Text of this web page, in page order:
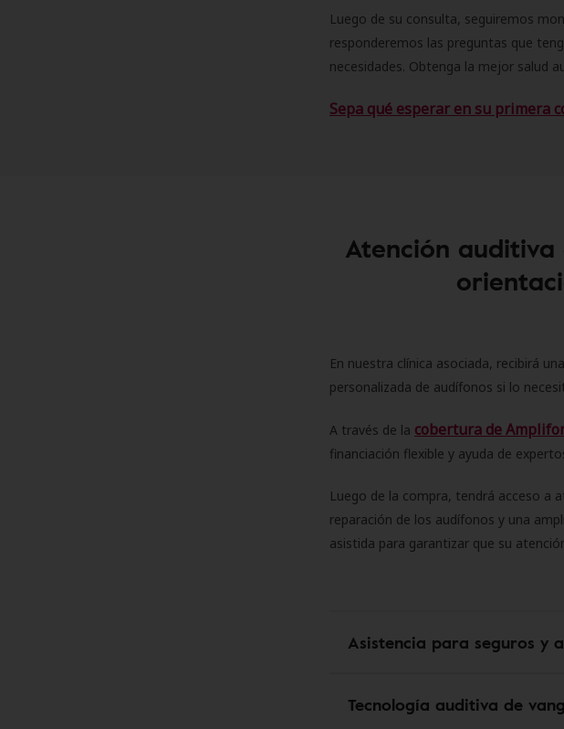
Luego de su consulta, seguiremos
responderemos las preguntas que
necesidades. Obtenga la mejor salud
Sepa qué esperar en su primera
Atención
En nuestra clínica asociada, recibirá
personalizada de audífonos si lo
A través de la cobertura de
financiación flexible y ayuda de
Luego de la compra, tendrá acceso a
reparación de los audífonos y una
asistida para garantizar que su
Asistencia para seguros y
Tecnología auditiva de